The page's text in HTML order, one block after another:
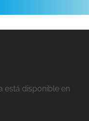
está disponible en